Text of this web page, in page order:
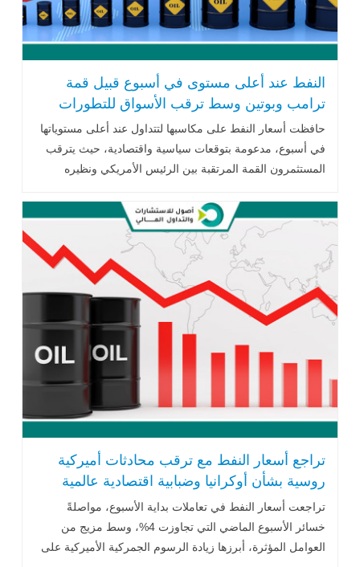
النفط عند أعلى مستوى في أسبوع قبيل قمة
ترامب وبوتين وسط ترقب الأسواق للتطورات
الجيوسياسية
حافظت أسعار النفط على مكاسبها لتتداول عند أعلى مستوياتها
في أسبوع، مدعومة بتوقعات سياسية واقتصادية، حيث يترقب
المستثمرون القمة المرتقبة بين الرئيس الأمريكي ونظيره
تراجع أسعار النفط مع ترقب محادثات أميركية
روسية بشأن أوكرانيا وضبابية اقتصادية عالمية
تراجعت أسعار النفط في تعاملات بداية الأسبوع، مواصلةً
خسائر الأسبوع الماضي التي تجاوزت 4%، وسط مزيج من
العوامل المؤثرة، أبرزها زيادة الرسوم الجمركية الأميركية على